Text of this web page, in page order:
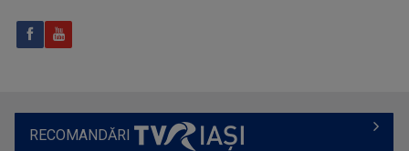
OLENA POPOVYCH
RECOMANDĂRI